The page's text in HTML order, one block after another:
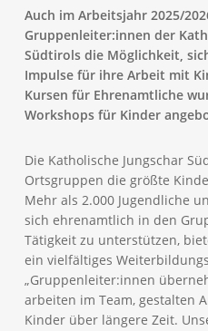
Auch im Arbeitsjahr 2025/
Gruppenleiter:innen der
Südtirols die Möglichkeit,
Impulse für ihre Arbeit mit
Kursen für Ehrenamtliche
Workshops für Kinder
Die Katholische Jungschar
Ortsgruppen die größte
Mehr als 2.000 Jugendliche
sich ehrenamtlich in den
Tätigkeit zu unterstützen,
ein vielfältiges
„Gruppenleiter:innen
arbeiten im Team, gestalten
Kinder über längere Zeit.